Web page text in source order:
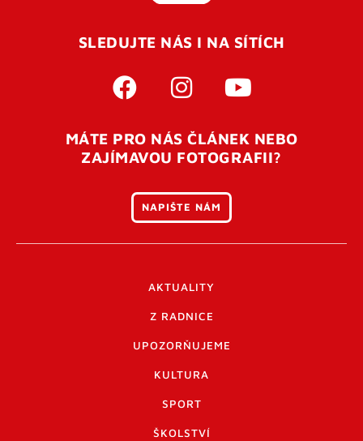
Pro úspěšné dokončení registrace je potřeba
vaší e-mailovouadresu. Po úspěšném odeslání
otevření tohoto odkazu se váš účet ověří a můžete se
přihlásit. Nezapomeňte zkontrolovat složku SPAM ve
SLEDUJTE NÁS I NA SÍTÍCH
MÁTE PRO NÁS ČLÁNEK NEBO
ZAJÍMAVOU FOTOGRAFII?
NAPIŠTE NÁM
AKTUALITY
Z RADNICE
UPOZORŇUJEME
KULTURA
SPORT
ŠKOLSTVÍ